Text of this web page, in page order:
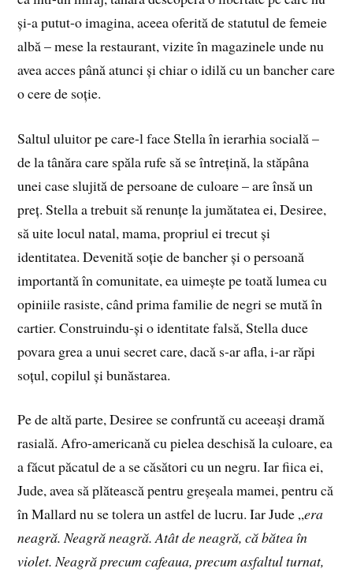
și-a putut-o imagina, aceea oferită de statutul de femeie
albă – mese la restaurant, vizite în magazinele unde nu
avea acces până atunci și chiar o idilă cu un bancher care
o cere de soție.
Saltul uluitor pe care-l face Stella în ierarhia socială –
de la tânăra care spăla rufe să se întrețină, la stăpâna
unei case slujită de persoane de culoare – are însă un
preț. Stella a trebuit să renunțe la jumătatea ei, Desiree,
să uite locul natal, mama, propriul ei trecut și
identitatea. Devenită soție de bancher și o persoană
importantă în comunitate, ea uimește pe toată lumea cu
opiniile rasiste, când prima familie de negri se mută în
cartier. Construindu-și o identitate falsă, Stella duce
povara grea a unui secret care, dacă s-ar afla, i-ar răpi
soțul, copilul și bunăstarea.
Pe de altă parte, Desiree se confruntă cu aceeași dramă
rasială. Afro-americană cu pielea deschisă la culoare, ea
a făcut păcatul de a se căsători cu un negru. Iar fiica ei,
Jude, avea să plătească pentru greșeala mamei, pentru că
în Mallard nu se tolera un astfel de lucru. Iar Jude „era
neagră. Neagră neagră. Atât de neagră, că bătea în
violet. Neagră precum cafeaua, precum asfaltul turnat,